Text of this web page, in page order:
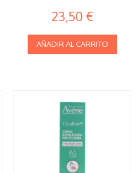
23,50 €
AÑADIR AL CARRITO